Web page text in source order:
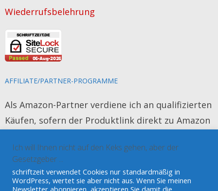
Wiederrufsbelehrung
AFFILIATE/PARTNER-PROGRAMME
Als Amazon-Partner verdiene ich an qualifizierten
Käufen, sofern der Produktlink direkt zu Amazon
es werden keine persönlichen Daten erhoben.
Amazon und Amazon Kindle sind eingetragene
Ich will Ihnen nicht auf den Keks gehen, aber der
Gesetzgeber ...
schriftzeit verwendet Cookies nur standardmäßig in
WordPress, wertet sie aber nicht aus. Wenn Sie meinen
Newsletter abonnieren, akzeptieren Sie damit die